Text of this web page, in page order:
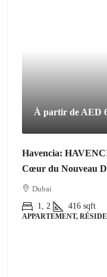
À partir de AED
Havencia:
Cœur du Nouveau
Dubai
1, 2
416 sqft
APPARTEMENT,